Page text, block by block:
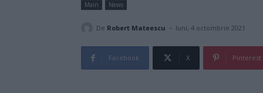
Main News
De Robert Mateescu - luni, 4 octombrie 2021
Facebook X Pinterest